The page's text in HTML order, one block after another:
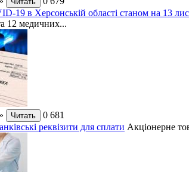
19 в Херсонській області станом на 13
12 медичних...
» Читать 0 681
реквізити для сплати Акціонерне